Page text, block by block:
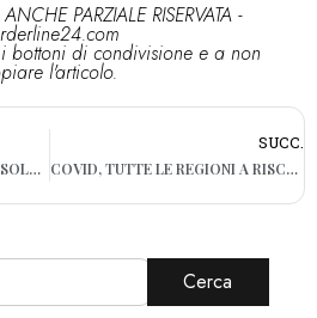
PARZIALE RISERVATA -
bottoni di condivisione e a non
l'articolo.
GREEN PASS “RAFFORZATO”: SOLO PER I VACCINATI E PER LE ATTIVITÀ RICREATIVE NELLE REGIONI IN ARANCIONE
SUCC.
COVID, TUTTE LE REGIONI A RISCHIO MODERATO. SI VALUTA OBBLIGO DI VACCINO PER ALCUNE CATEGORIE
Cerca